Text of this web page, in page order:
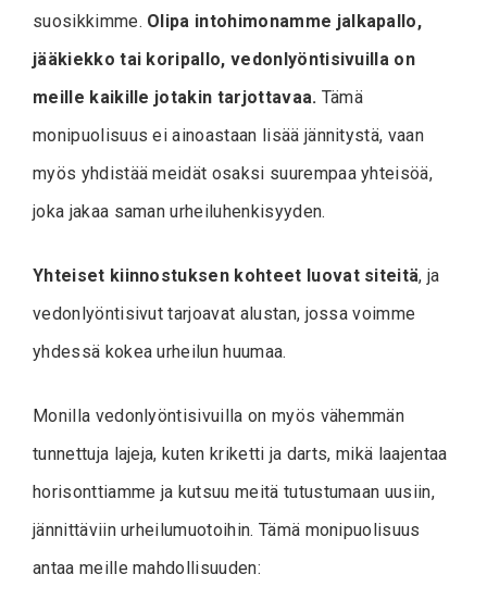
suosikkimme. Olipa intohimonamme jalkapallo,
jääkiekko tai koripallo, vedonlyöntisivuilla on
meille kaikille jotakin tarjottavaa. Tämä
monipuolisuus ei ainoastaan lisää jännitystä, vaan
myös yhdistää meidät osaksi suurempaa yhteisöä,
joka jakaa saman urheiluhenkisyyden.
Yhteiset kiinnostuksen kohteet luovat siteitä, ja
vedonlyöntisivut tarjoavat alustan, jossa voimme
yhdessä kokea urheilun huumaa.
Monilla vedonlyöntisivuilla on myös vähemmän
tunnettuja lajeja, kuten kriketti ja darts, mikä laajentaa
horisonttiamme ja kutsuu meitä tutustumaan uusiin,
jännittäviin urheilumuotoihin. Tämä monipuolisuus
antaa meille mahdollisuuden: